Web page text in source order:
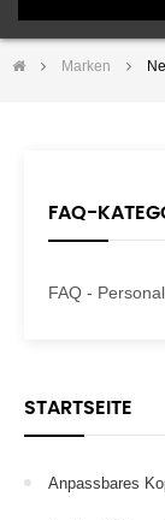
Marken
FAQ-
FAQ -
STARTSEITE
Anpassbares